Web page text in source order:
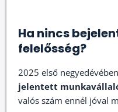
Ha nincs
felelősség?
2025 első
jelentett
valós szám ennél jóval